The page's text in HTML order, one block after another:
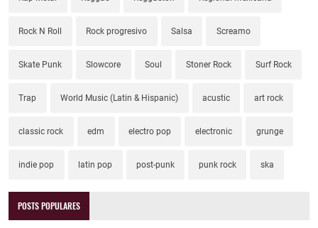
Rock N Roll Rock progresivo Salsa Screamo
Skate Punk Slowcore Soul Stoner Rock Surf Rock
Trap World Music (Latin & Hispanic) acustic art rock
classic rock edm electro pop electronic grunge
indie pop latin pop post-punk punk rock ska
POSTS POPULARES